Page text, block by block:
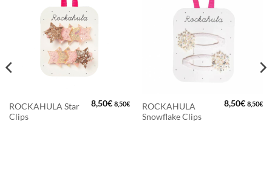
SUOSIKKEIHIN
ROCKAHULA Star
Clips
8,50€ 8,50€
LISÄÄ
SUOSIKKEIHIN
ROCKAHULA
Snowflake Clips
8,50€ 8,50€